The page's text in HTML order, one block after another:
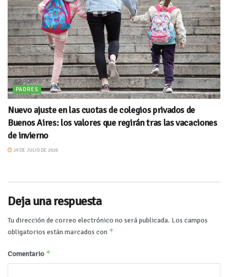
PADRES
Nuevo ajuste en las cuotas de colegios privados de
Buenos Aires: los valores que regirán tras las vacaciones
de invierno
29 DE JULIO DE 2026
Deja una respuesta
Tu dirección de correo electrónico no será publicada. Los campos
obligatorios están marcados con *
Comentario *